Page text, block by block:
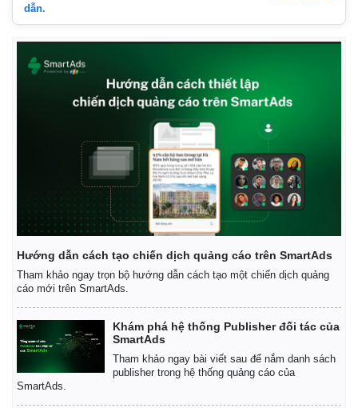
Bất động sản
Khởi nghiệp
Thị trường
Giá vàng
Tiêu dùng
Tỷ giá
Chứng khoán
Giá cà phê
dẫn.
Hướng dẫn cách tạo chiến dịch quảng cáo trên SmartAds
Tham khảo ngay trọn bộ hướng dẫn cách tạo một chiến dịch quảng
cáo mới trên SmartAds.
Khám phá hệ thống Publisher đối tác của
SmartAds
Tham khảo ngay bài viết sau để nắm danh sách
publisher trong hệ thống quảng cáo của
SmartAds.